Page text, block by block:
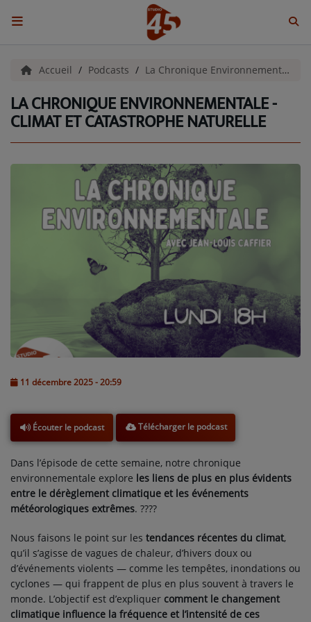
ACCUEIL
Emissions
BENJI & COMPAGNIE
GIEN, SA FABULEUSE HISTOIRE
GRAFFITI CINÉMA
LES ASSOCIÉS DU JOUR
LA CHRONIQUE ENVIRONNEMENTALE
LA CHRONIQUE MUSICALE
L'ÉNERGIE DES 9 ÉTOILES
MIXTAPE ADDICT RADIO SHOW
La Radio
EQUIPE
PODCASTS
INTERVIEW
Musique
TITRES DIFFUSÉS
Accueil Podcasts La Chronique Environnementale
LA CHRONIQUE ENVIRONNEMENTALE -
CLIMAT ET CATASTROPHE NATURELLE
11 décembre 2025 - 20:59
Écouter le podcast Télécharger le podcast
Dans l’épisode de cette semaine, notre chronique
environnementale explore les liens de plus en plus évidents
entre le dérèglement climatique et les événements
météorologiques extrêmes. ????
Nous faisons le point sur les tendances récentes du climat,
qu’il s’agisse de vagues de chaleur, d’hivers doux ou
d’événements violents — comme les tempêtes, inondations ou
cyclones — qui frappent de plus en plus souvent à travers le
monde. L’objectif est d’expliquer comment le changement
climatique influence la fréquence et l’intensité de ces